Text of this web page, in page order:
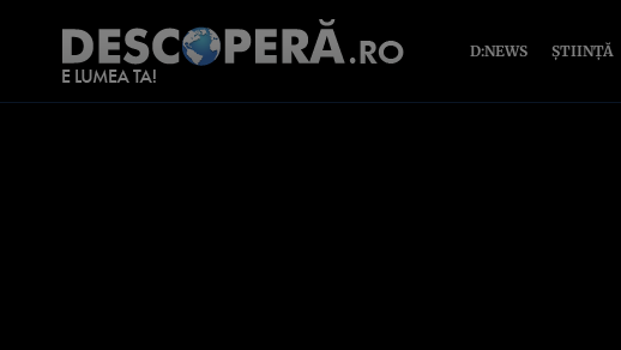
D:NEWS ȘTIINȚĂ